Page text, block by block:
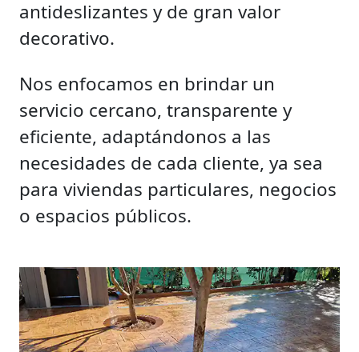
antideslizantes y de gran valor
decorativo.
Nos enfocamos en brindar un
servicio cercano, transparente y
eficiente, adaptándonos a las
necesidades de cada cliente, ya sea
para viviendas particulares, negocios
o espacios públicos.